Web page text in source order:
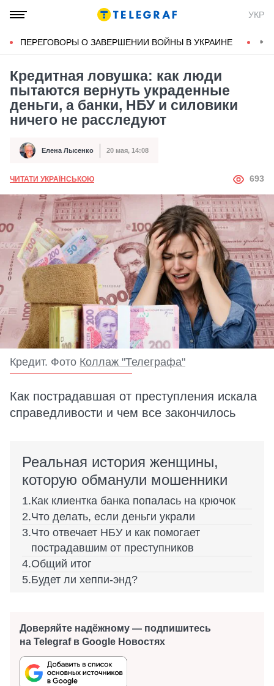
УКР
ПЕРЕГОВОРЫ О ЗАВЕРШЕНИИ ВОЙНЫ В УКРАИНЕ
Кредитная ловушка: как люди
пытаются вернуть украденные
деньги, а банки, НБУ и силовики
ничего не расследуют
Автор Елена Лысенко
Дата публикации 20 мая, 14:08
ЧИТАТИ УКРАЇНСЬКОЮ АВТОР
693
Кредит. Фото Коллаж "Телеграфа"
Как пострадавшая от преступления искала
справедливости и чем все закончилось
Реальная история женщины,
которую обманули мошенники
Как клиентка банка попалась на крючок
Что делать, если деньги украли
Что отвечает НБУ и как помогает
пострадавшим от преступников
Общий итог
Будет ли хеппи-энд?
Доверяйте надёжному — подпишитесь
на Telegraf в Google Новостях